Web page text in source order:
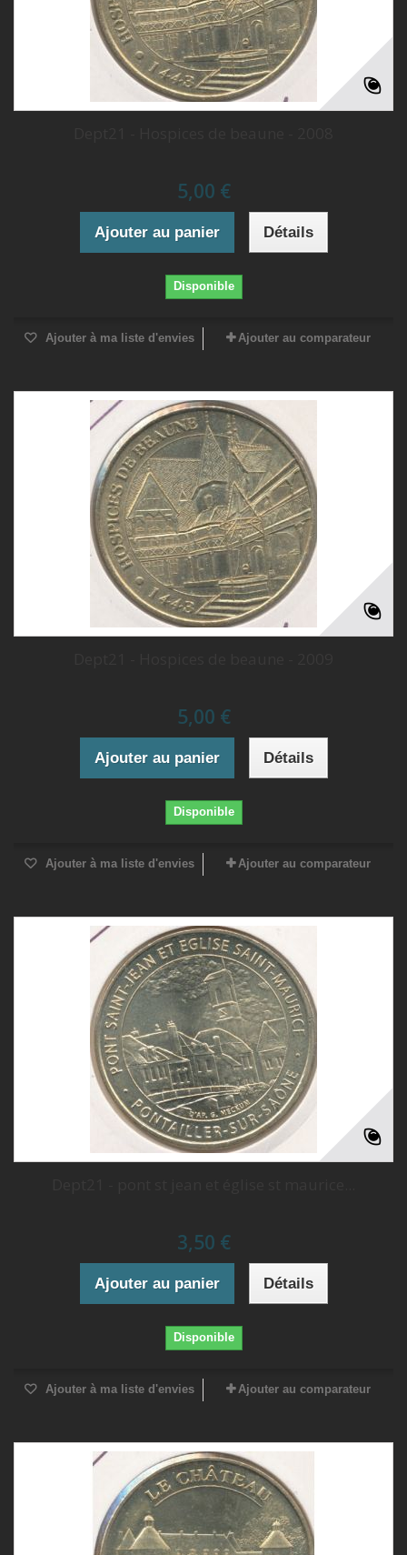
5,00 €
Ajouter au panier Détails
Disponible
Ajouter à ma liste d'envies Ajouter au comparateur
5,00 €
Ajouter au panier Détails
Disponible
Ajouter à ma liste d'envies Ajouter au comparateur
3,50 €
Ajouter au panier Détails
Disponible
Ajouter à ma liste d'envies Ajouter au comparateur